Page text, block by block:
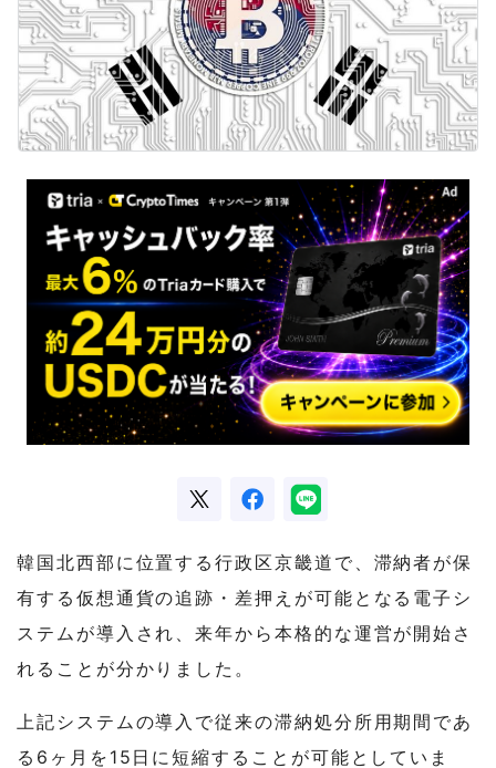
韓国北西部に位置する行政区京畿道で、滞納者が保
有する仮想通貨の追跡・差押えが可能となる電子シ
ステムが導入され、来年から本格的な運営が開始さ
れることが分かりました。
上記システムの導入で従来の滞納処分所用期間であ
る6ヶ月を15日に短縮することが可能としていま